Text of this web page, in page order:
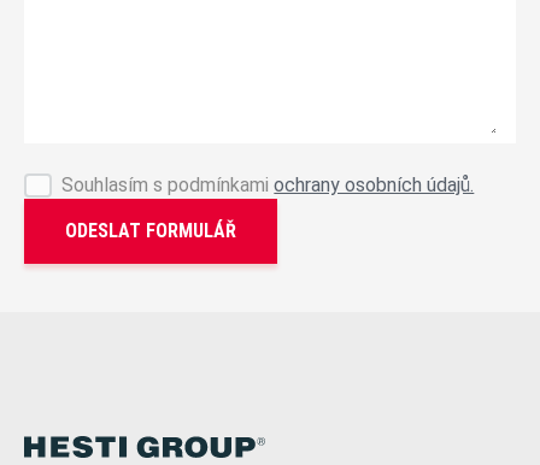
Souhlasím s podmínkamiochrany osobních údajů.
ODESLAT FORMULÁŘ